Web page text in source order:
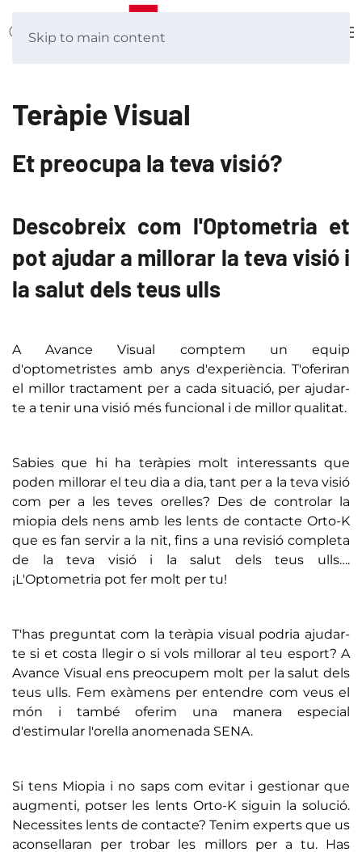
Skip to main content
Teràpie Visual
Et preocupa la teva visió?
Descobreix com l'Optometria et
pot ajudar a millorar la teva visió i
la salut dels teus ulls
A Avance Visual comptem un equip
d'optometristes amb anys d'experiència. T'oferiran
el millor tractament per a cada situació, per ajudar-
te a tenir una visió més funcional i de millor qualitat.
Sabies que hi ha teràpies molt interessants que
poden millorar el teu dia a dia, tant per a la teva visió
com per a les teves orelles? Des de controlar la
miopia dels nens amb les lents de contacte Orto-K
que es fan servir a la nit, fins a una revisió completa
de la teva visió i la salut dels teus ulls….
¡L'Optometria pot fer molt per tu!
T'has preguntat com la teràpia visual podria ajudar-
te si et costa llegir o si vols millorar al teu esport? A
Avance Visual ens preocupem molt per la salut dels
teus ulls. Fem exàmens per entendre com veus el
món i també oferim una manera especial
d'estimular l'orella anomenada SENA.
Si tens Miopia i no saps com evitar i gestionar que
augmenti, potser les lents Orto-K siguin la solució.
Necessites lents de contacte? Tenim experts que us
aconsellaran per trobar les millors per a tu. Has